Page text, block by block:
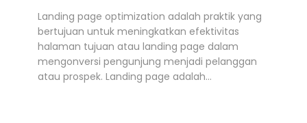
Landing page optimization adalah praktik yang
bertujuan untuk meningkatkan efektivitas
halaman tujuan atau landing page dalam
mengonversi pengunjung menjadi pelanggan
atau prospek. Landing page adalah…